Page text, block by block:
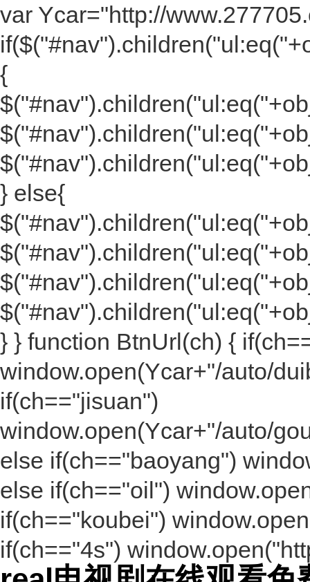
var Ycar="http://
{
} else{
} } function BtnUrl(ch) {
window.open(Ycar+"/auto/
if(ch=="jisuan")
window.open(Ycar+"/auto/
else if(ch=="baoyang")
else if(ch=="oil")
if(ch=="koubei")
if(ch=="4s")